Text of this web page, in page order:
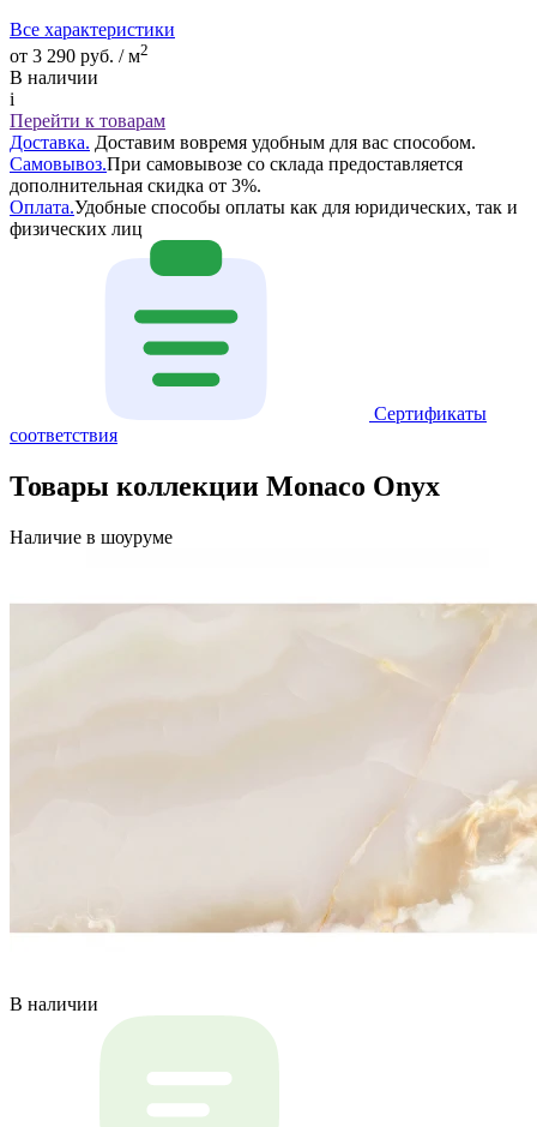
Все характеристики
от 3 290 руб. / м2
В наличии
i
Перейти к товарам
Доставка. Доставим вовремя удобным для вас способом.
Самовывоз.При самовывозе со склада предоставляется
дополнительная скидка от 3%.
Оплата.Удобные способы оплаты как для юридических, так и
физических лиц
Сертификаты
соответствия
Товары коллекции Monaco Onyx
Наличие в шоуруме
В наличии